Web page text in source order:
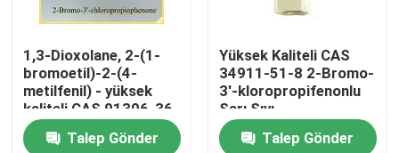
Fabrika turu
Kalite kontrol
1,3-Dioxolane, 2-(1-
bromoetil)-2-(4-
metilfenil) - yüksek
kaliteli CAS 91306-36-
4
Talep Gönder
Yüksek Kaliteli CAS
34911-51-8 2-Bromo-
3'-kloropropifenonlu
Sarı Sıvı
Talep Gönder